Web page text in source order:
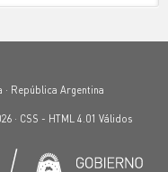
República Argentina
· CSS - HTML 4.01 Válidos